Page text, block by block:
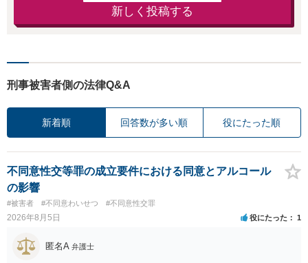
新しく投稿する
刑事被害者側の法律Q&A
新着順 回答数が多い順 役にたった順
不同意性交等罪の成立要件における同意とアルコール
の影響
#被害者 #不同意わいせつ #不同意性交罪
2026年8月5日 役にたった 1
匿名A 弁護士